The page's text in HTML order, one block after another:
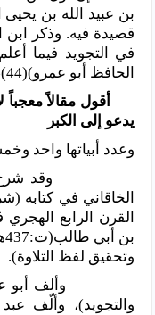
قصيدة فيه. وذكر
في التجويد فيما
الحافظ أبو عمرو)(44)، وأول قصيدة الخاقاني:
أقول مقالاً
يدعو إلى الكبر
وعدد أبياتها واحد
القرن الرابع
وتحقيق لفظ التلاوة).
وألف أبو عمر